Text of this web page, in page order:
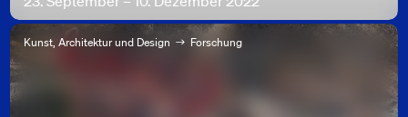
Kunst, Architektur und Design Forschung